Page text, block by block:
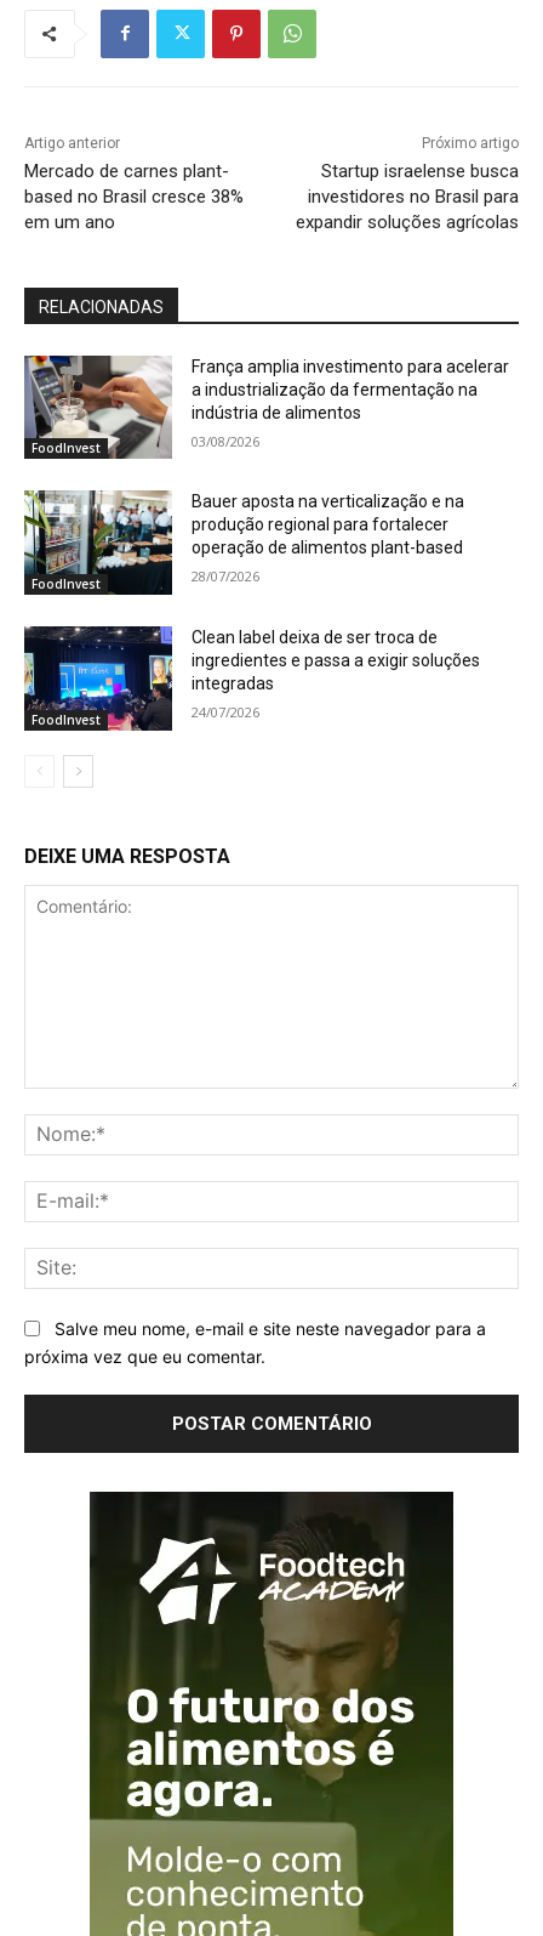
Artigo anterior
Mercado de carnes plant-
based no Brasil cresce 38%
em um ano
Próximo artigo
Startup israelense busca
investidores no Brasil para
expandir soluções agrícolas
RELACIONADAS
FoodInvest
França amplia investimento para acelerar
a industrialização da fermentação na
indústria de alimentos
03/08/2026
FoodInvest
Bauer aposta na verticalização e na
produção regional para fortalecer
operação de alimentos plant-based
28/07/2026
FoodInvest
Clean label deixa de ser troca de
ingredientes e passa a exigir soluções
integradas
24/07/2026
DEIXE UMA RESPOSTA
Salve meu nome, e-mail e site neste navegador para a
próxima vez que eu comentar.